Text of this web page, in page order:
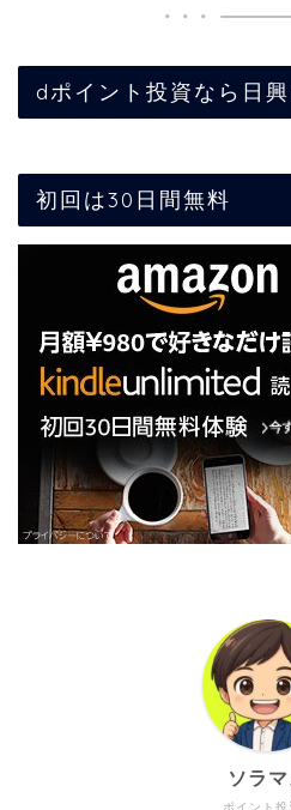
dポイント投資なら日
初回は30日間無料
ソラマ